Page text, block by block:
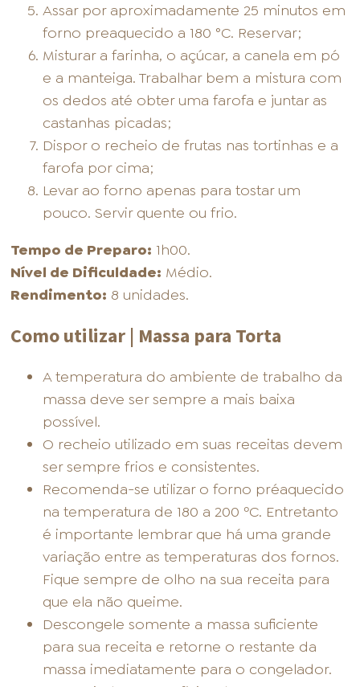
Assar por aproximadamente 25 minutos em
forno preaquecido a 180 °C. Reservar;
Misturar a farinha, o açúcar, a canela em pó
e a manteiga. Trabalhar bem a mistura com
os dedos até obter uma farofa e juntar as
castanhas picadas;
Dispor o recheio de frutas nas tortinhas e a
farofa por cima;
Levar ao forno apenas para tostar um
pouco. Servir quente ou frio.
Tempo de Preparo: 1h00.
Nível de Dificuldade: Médio.
Rendimento: 8 unidades.
Como utilizar | Massa para Torta
A temperatura do ambiente de trabalho da
massa deve ser sempre a mais baixa
possível.
O recheio utilizado em suas receitas devem
ser sempre frios e consistentes.
Recomenda-se utilizar o forno préaquecido
na temperatura de 180 a 200 ºC. Entretanto
é importante lembrar que há uma grande
variação entre as temperaturas dos fornos.
Fique sempre de olho na sua receita para
que ela não queime.
Descongele somente a massa suficiente
para sua receita e retorne o restante da
massa imediatamente para o congelador.